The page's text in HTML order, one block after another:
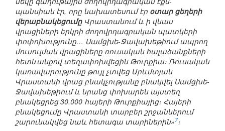
պանսիան էր, որը նախատեսում էր օտար ցեղերի
վերաբնակեցումըՎրաստանում և ի վնաս
վրացիների երկրի ժողովրդագրական պատկերի
փոփոխությունը… Սամցխե-Ջավախեթիում ապրող
մուսուլման վրացիները ռուսական հալածանքների
հետևանքով տեղափոխվեցին Թուրքիա։ Ռուսական
կառավարությունը թույլ չտվեց Արևմտյան
Վրաստանի վրաց բնակչությանը բնակվել Սամցխե-
Ջավախեթիում և նրանց փոխարեն այստեղ
բնակեցրեց 30.000 հայերի Թուրքիայից։ Հայերի
բնակեցումը Վրաստանի տարբեր շրջաններում
շարունակվեց նաև հետագա տարիներին»7։